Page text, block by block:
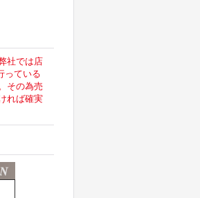
社では店
っている
その為売
れば確実